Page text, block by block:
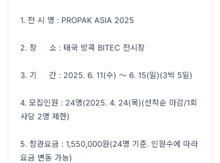
1. 전 시 명 : PROPAK ASIA 2025
2. 장 소 : 태국 방콕 BITEC 전시장
3. 기 간 : 2025. 6. 11(수) ～ 6. 15(일)(3박 5일)
4. 모집인원 : 24명(2025. 4. 24(목)(선착순 마감/1회
사당 2명 제한)
5. 참관요금 : 1,550,000원(24명 기준. 인원수에 따라
요금 변동 가능)